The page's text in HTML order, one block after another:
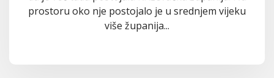
prostoru oko nje postojalo je u srednjem vijeku
više županija...